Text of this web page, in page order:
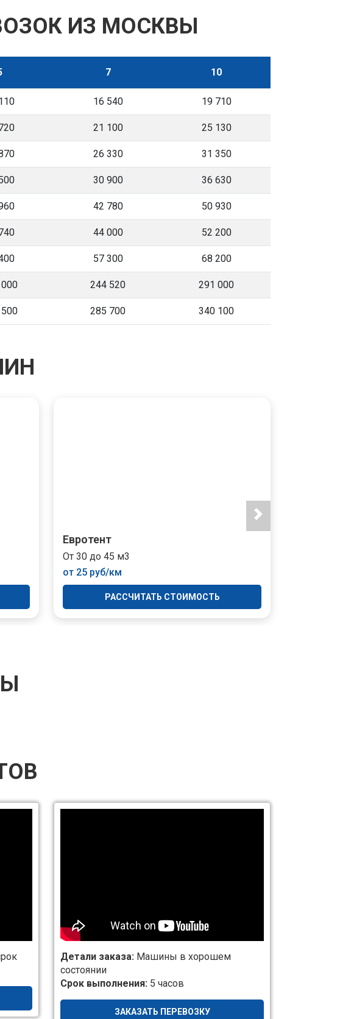
ИЗ МОСКВЫ
7 10
16 540 19 710
21 100 25 130
26 330 31 350
30 900 36 630
42 780 50 930
44 000 52 200
57 300 68 200
244 520 291 000
285 700 340 100
Евротент
От 30 до 45 м3
от 25 руб/км
РАССЧИТАТЬ СТОИМОСТЬ
Детали заказа: Машины в хорошем
состоянии
Срок выполнения: 5 часов
ЗАКАЗАТЬ ПЕРЕВОЗКУ